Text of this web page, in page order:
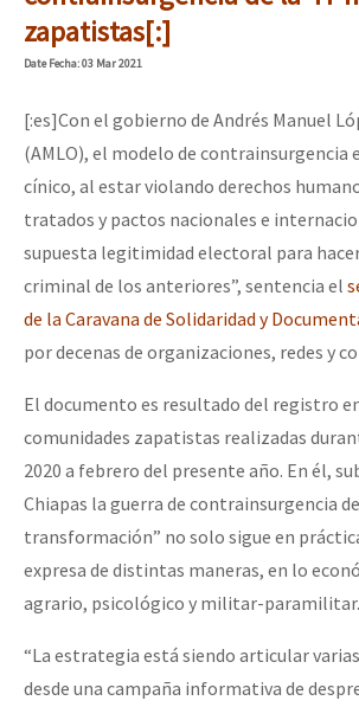
EZLN
AutonomÍa y Resistencia
Megaproyectos
Migración
Presos
Mujeres
MULTIMEDIA
Audio
Video
Otras secciones
Semillero Guerra contra la Humanidad.
Se o México sabe, que o mundo saiba!
[25 abr – CDMX] Tokín por el CNI: 30 años
zapatistas[:]
DateFecha: 03 Mar 2021
[:es]Con el gobierno de Andrés Manuel
(AMLO), el modelo de contrainsurgencia
cínico, al estar violando derechos
tratados y pactos nacionales e
supuesta legitimidad electoral para
criminal de los anteriores”, sentencia el
de la Caravana de Solidaridad y
por decenas de organizaciones, redes y
El documento es resultado del registro
comunidades zapatistas realizadas
2020 a febrero del presente año. En él,
Chiapas la guerra de contrainsurgencia
transformación” no solo sigue en
expresa de distintas maneras, en lo
agrario, psicológico y militar-paramilitar.
“La estrategia está siendo articular
desde una campaña informativa de